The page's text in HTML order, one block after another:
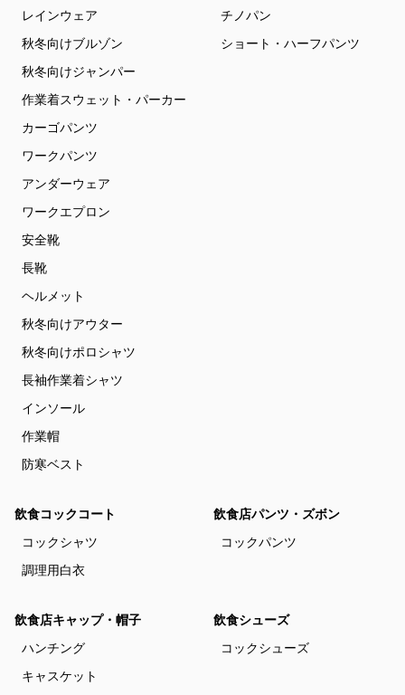
レインウェア
秋冬向けブルゾン
秋冬向けジャンパー
作業着スウェット・パーカー
カーゴパンツ
ワークパンツ
アンダーウェア
ワークエプロン
安全靴
長靴
ヘルメット
秋冬向けアウター
秋冬向けポロシャツ
長袖作業着シャツ
インソール
作業帽
防寒ベスト
チノパン
ショート・ハーフパンツ
飲食コックコート
コックシャツ
調理用白衣
飲食店パンツ・ズボン
コックパンツ
飲食店キャップ・帽子
ハンチング
キャスケット
飲食シューズ
コックシューズ